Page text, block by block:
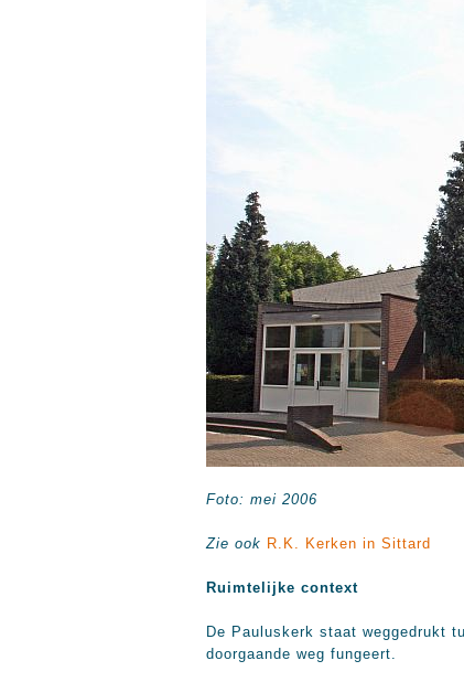
Foto: mei 2006
Zie ook R.K. Kerken in Sittard
Ruimtelijke context
De Pauluskerk staat weggedrukt
doorgaande weg fungeert.